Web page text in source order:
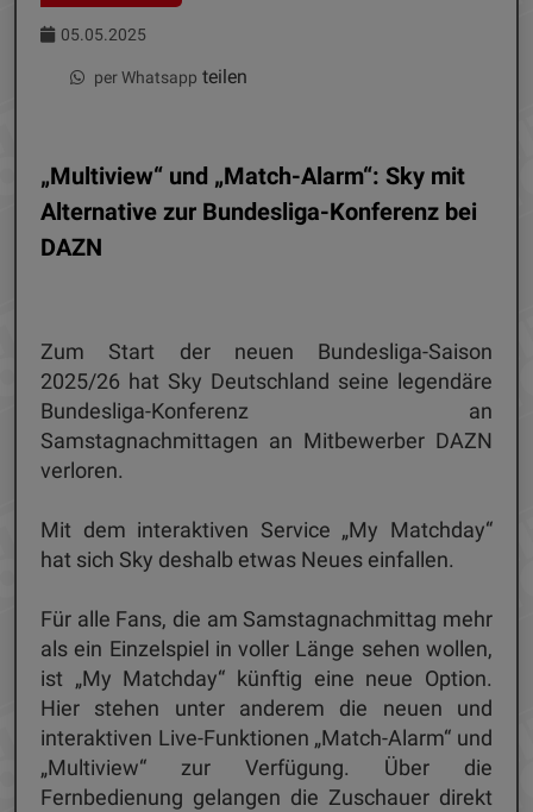
05.05.2025
per Whatsapp teilen
„Multiview“ und „Match-Alarm“: Sky mit
Alternative zur Bundesliga-Konferenz bei
DAZN
Zum Start der neuen Bundesliga-Saison
2025/26 hat Sky Deutschland seine legendäre
Bundesliga-Konferenz an
Samstagnachmittagen an Mitbewerber DAZN
verloren.
Mit dem interaktiven Service „My Matchday“
hat sich Sky deshalb etwas Neues einfallen.
Für alle Fans, die am Samstagnachmittag mehr
als ein Einzelspiel in voller Länge sehen wollen,
ist „My Matchday“ künftig eine neue Option.
Hier stehen unter anderem die neuen und
interaktiven Live-Funktionen „Match-Alarm“ und
„Multiview“ zur Verfügung. Über die
Fernbedienung gelangen die Zuschauer direkt
Einstellungen ändern können.
Impressum Datenschutz